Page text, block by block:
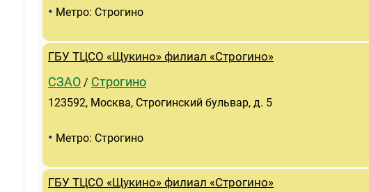
• Метро: Строгино
ГБУ ТЦСО «Щукино» филиал «Строгино»
СЗАО / Строгино
123592, Москва, Строгинский бульвар, д. 5
• Метро: Строгино
ГБУ ТЦСО «Щукино» филиал «Строгино»